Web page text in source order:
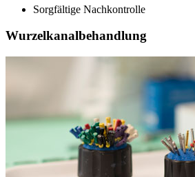
Sorgfältige Nachkontrolle
Wurzelkanalbehandlung